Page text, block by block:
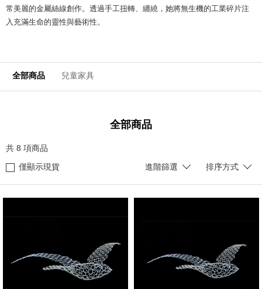
常美麗的金屬絲線創作。透過手工扭轉、纏繞，她將無生機的工業碎片注
入充滿生命的靈性與藝術性。
全部商品 兒童家具
全部商品
共 8 項商品
僅顯示現貨
進階篩選 排序方式